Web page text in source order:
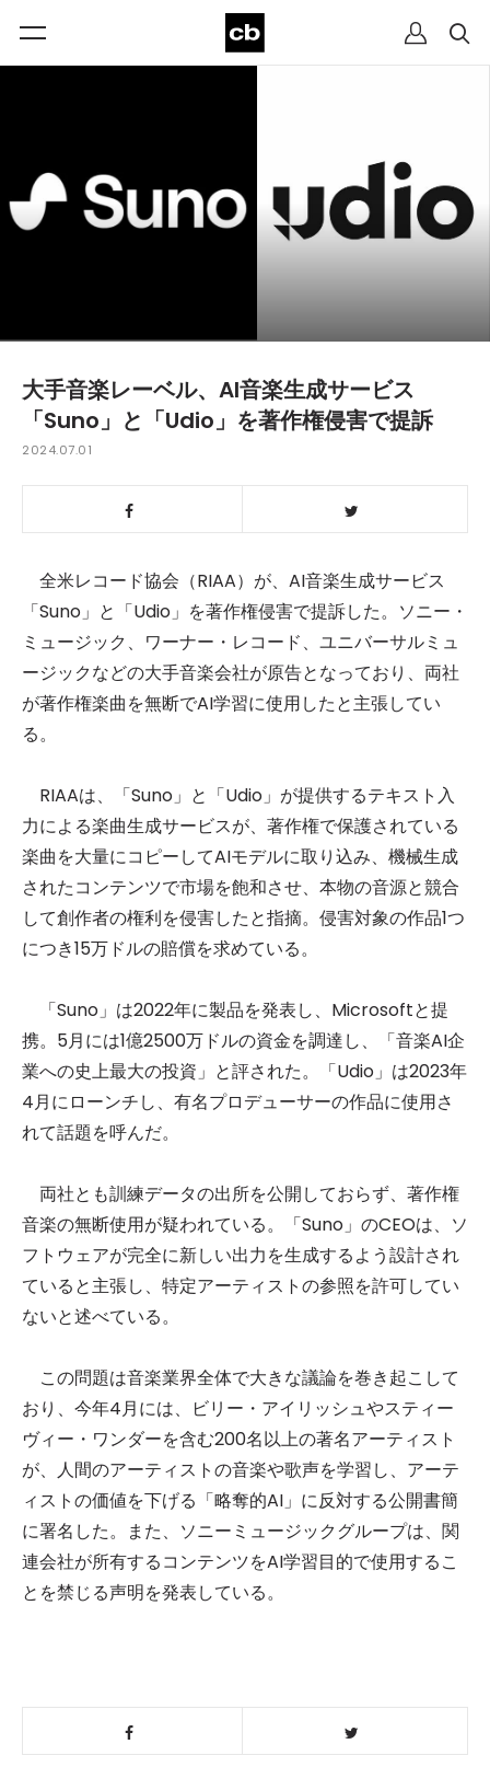
大手音楽レーベル、AI音楽生成サービス
「Suno」と「Udio」を著作権侵害で提訴
2024.07.01
全米レコード協会（RIAA）が、AI音楽生成サービス
「Suno」と「Udio」を著作権侵害で提訴した。ソニー・
ミュージック、ワーナー・レコード、ユニバーサルミュ
ージックなどの大手音楽会社が原告となっており、両社
が著作権楽曲を無断でAI学習に使用したと主張してい
る。
RIAAは、「Suno」と「Udio」が提供するテキスト入
力による楽曲生成サービスが、著作権で保護されている
楽曲を大量にコピーしてAIモデルに取り込み、機械生成
されたコンテンツで市場を飽和させ、本物の音源と競合
して創作者の権利を侵害したと指摘。侵害対象の作品1つ
につき15万ドルの賠償を求めている。
「Suno」は2022年に製品を発表し、Microsoftと提
携。5月には1億2500万ドルの資金を調達し、「音楽AI企
業への史上最大の投資」と評された。「Udio」は2023年
4月にローンチし、有名プロデューサーの作品に使用さ
れて話題を呼んだ。
両社とも訓練データの出所を公開しておらず、著作権
音楽の無断使用が疑われている。「Suno」のCEOは、ソ
フトウェアが完全に新しい出力を生成するよう設計され
ていると主張し、特定アーティストの参照を許可してい
ないと述べている。
この問題は音楽業界全体で大きな議論を巻き起こして
おり、今年4月には、ビリー・アイリッシュやスティー
ヴィー・ワンダーを含む200名以上の著名アーティスト
が、人間のアーティストの音楽や歌声を学習し、アーテ
ィストの価値を下げる「略奪的AI」に反対する公開書簡
に署名した。また、ソニーミュージックグループは、関
連会社が所有するコンテンツをAI学習目的で使用するこ
とを禁じる声明を発表している。